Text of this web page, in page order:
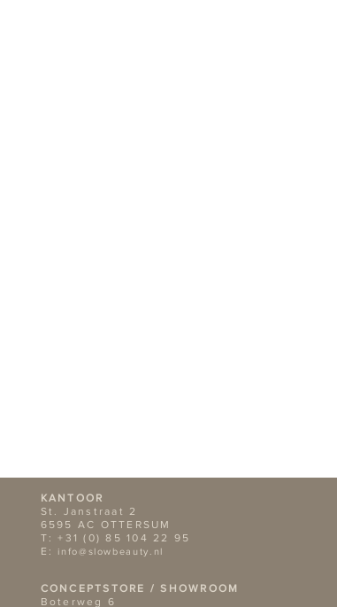
KANTOOR
St. Janstraat 2
6595 AC OTTERSUM
T: +31 (0) 85 104 22 95
E:
info@slowbeauty.nl
CONCEPTSTORE / SHOWROOM
Boterweg 6